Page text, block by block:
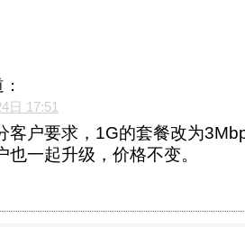
日 17:51
客户要求，1G的套餐改为
也一起升级，价格不变。